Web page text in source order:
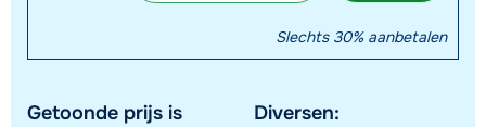
Slechts 30% aanbetalen
Getoonde prijs is
Diversen: